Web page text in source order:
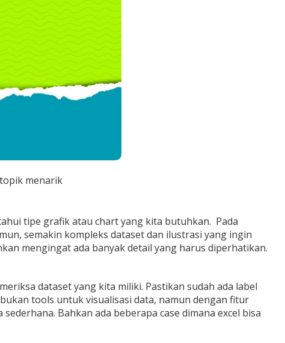
menarik
tipe grafik atau chart yang kita butuhkan. Pada
semakin kompleks dataset dan ilustrasi yang ingin
mengingat ada banyak detail yang harus diperhatikan.
dataset yang kita miliki. Pastikan sudah ada label
tools untuk visualisasi data, namun dengan fitur
Bahkan ada beberapa case dimana excel bisa